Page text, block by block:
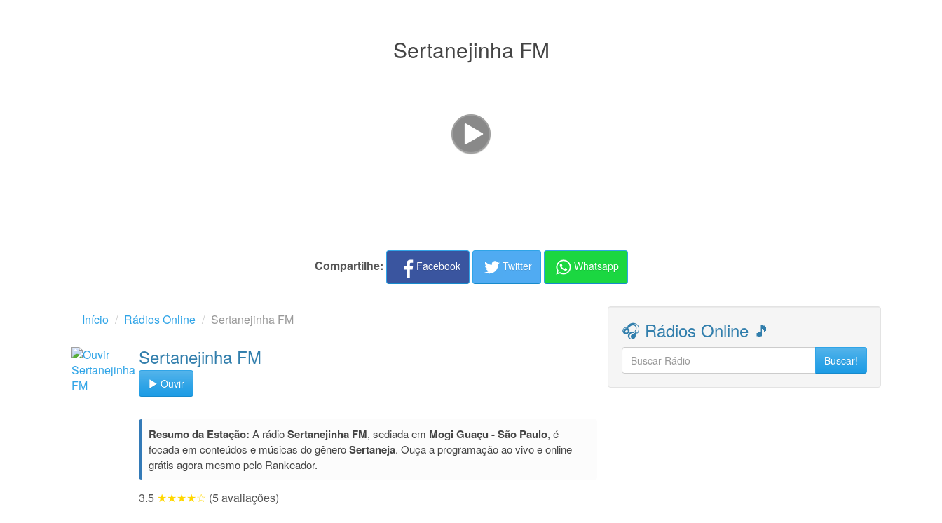
Sertanejinha FM
Compartilhe: Facebook Twitter Whatsapp
Início Rádios Online Sertanejinha FM
Sertanejinha FM
Ouvir
Resumo da Estação: A rádioSertanejinha FM, sediada em Mogi Guaçu - São Paulo, é
focada em conteúdos e músicas do gêneroSertaneja. Ouça a programação ao vivo e online
grátis agora mesmo pelo Rankeador.
3.5 ★★★★☆ (5 avaliações)
🎧 Rádios Online 🎵
Buscar!